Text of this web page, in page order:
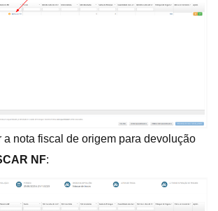
a nota fiscal de origem para devolução
NF: